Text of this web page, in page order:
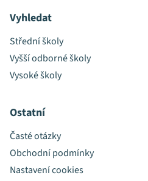
Vyhledat
Střední školy
Vyšší odborné školy
Vysoké školy
Ostatní
Časté otázky
Obchodní podmínky
Nastavení cookies